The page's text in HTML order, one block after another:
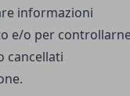
informazioni
e/o per
cancellati